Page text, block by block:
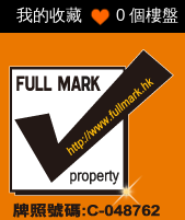
我的收藏 0 個樓盤